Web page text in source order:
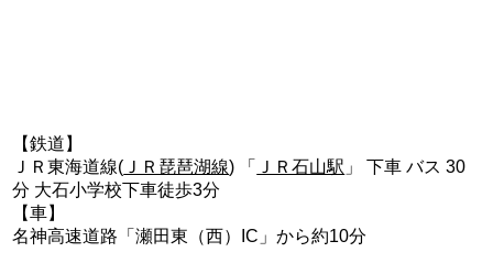
【鉄道】
ＪＲ東海道線( ＪＲ琵琶湖線) 「 ＪＲ石山駅 」 下車 バス 30
分 大石小学校下車徒歩3分
【車】
名神高速道路「瀬田東（西）IC」から約10分